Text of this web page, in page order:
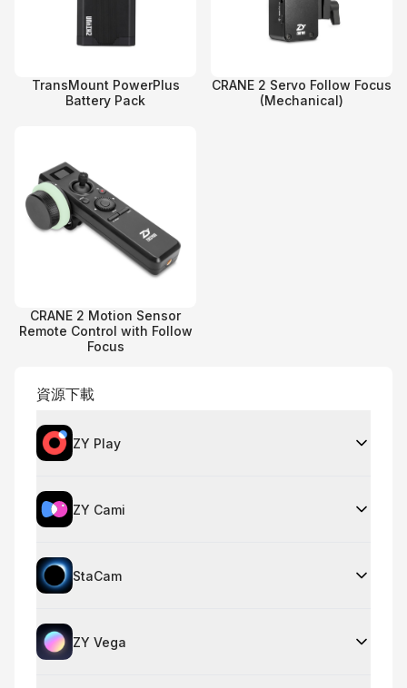
TransMount PowerPlus
Battery Pack
CRANE 2 Servo Follow Focus
(Mechanical)
CRANE 2 Motion Sensor
Remote Control with Follow
Focus
資源下載
ZY Play
ZY Cami
StaCam
ZY Vega